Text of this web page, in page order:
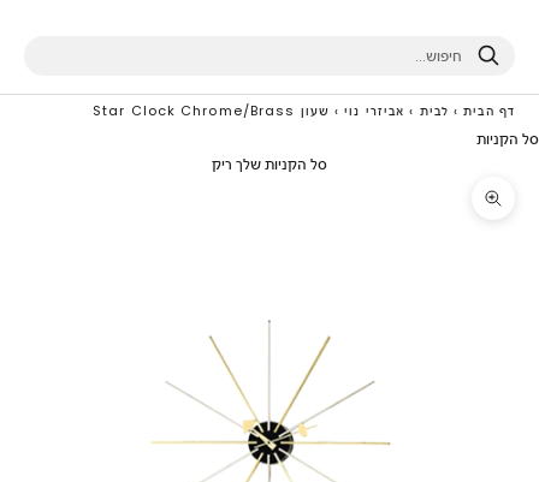
חיפוש
דף הבית › לבית › אביזרי נוי › שעון Star Clock Chrome/Brass
סל הקניות
סל הקניות שלך ריק
תקריב